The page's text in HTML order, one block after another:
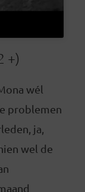
+)
wél
problemen
ja,
wel de